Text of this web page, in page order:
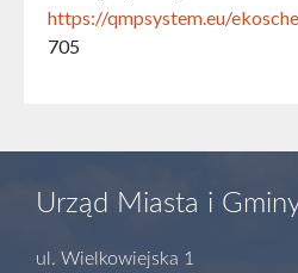
https://qmpsystem.eu/
705
Urząd Miasta i
ul. Wielkowiejska 1